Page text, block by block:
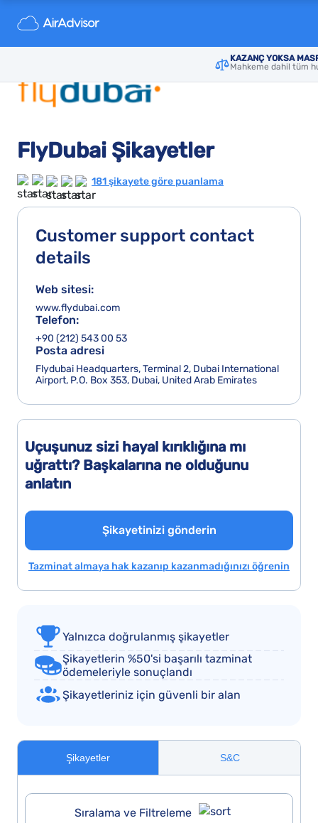
KAZANÇ YOKSA
Mahkeme dahil tüm
FlyDubai Şikayetler
181 şikayete göre puanlama
Uçuşunuz sizi hayal kırıklığına mı
uğrattı? Başkalarına ne olduğunu
anlatın
Şikayetinizi gönderin
Tazminat almaya hak kazanıp kazanmadığınızı öğrenin
Customer support contact
details
Web sitesi:
www.flydubai.com
Telefon:
+90 (212) 543 00 53
Posta adresi
Flydubai Headquarters, Terminal 2, Dubai International
Airport, P.O. Box 353, Dubai, United Arab Emirates
Yalnızca doğrulanmış şikayetler
Şikayetlerin %50'si başarılı tazminat
ödemeleriyle sonuçlandı
Şikayetleriniz için güvenli bir alan
Şikayetler S&C
Sıralama ve Filtreleme